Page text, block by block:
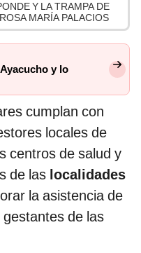
Y LA TRAMPA DE
MARÍA PALACIOS
y lo
cumplan con
locales de
centros de salud y
de las localidades
la asistencia de
de las